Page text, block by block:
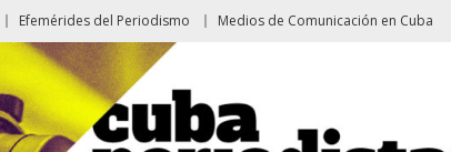
Efemérides del Periodismo Medios de Comunicación en Cuba